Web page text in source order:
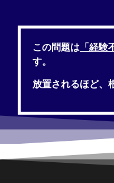
この問題は 「経験
す。
放置されるほど、